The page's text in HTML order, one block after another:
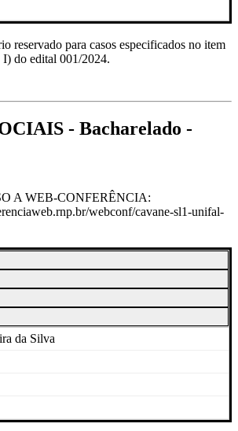
reservado para casos especificados no item
do edital 001/2024.
- Bacharelado -
A WEB-CONFERÊNCIA:
webconf/cavane-sl1-unifal-
da Silva